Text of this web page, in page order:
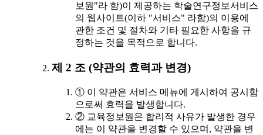
보원"라 함)이 제공하는 학술연구정보서비스
의 웹사이트(이하 "서비스" 라함)의 이용에
관한 조건 및 절차와 기타 필요한 사항을 규
정하는 것을 목적으로 합니다.
제 2 조 (약관의 효력과 변경)
① 이 약관은 서비스 메뉴에 게시하여 공시함
으로써 효력을 발생합니다.
② 교육정보원은 합리적 사유가 발생한 경우
에는 이 약관을 변경할 수 있으며, 약관을 변